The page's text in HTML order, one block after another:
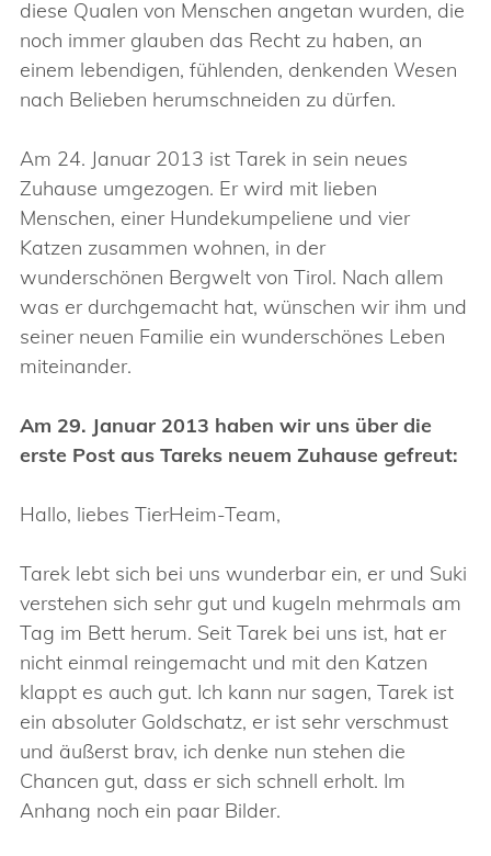
diese Qualen von Menschen angetan wurden, die
noch immer glauben das Recht zu haben, an
einem lebendigen, fühlenden, denkenden Wesen
nach Belieben herumschneiden zu dürfen.
Am 24. Januar 2013 ist Tarek in sein neues
Zuhause umgezogen. Er wird mit lieben
Menschen, einer Hundekumpeliene und vier
Katzen zusammen wohnen, in der
wunderschönen Bergwelt von Tirol. Nach allem
was er durchgemacht hat, wünschen wir ihm und
seiner neuen Familie ein wunderschönes Leben
miteinander.
Am 29. Januar 2013 haben wir uns über die
erste Post aus Tareks neuem Zuhause gefreut:
Hallo, liebes TierHeim-Team,
Tarek lebt sich bei uns wunderbar ein, er und Suki
verstehen sich sehr gut und kugeln mehrmals am
Tag im Bett herum. Seit Tarek bei uns ist, hat er
nicht einmal reingemacht und mit den Katzen
klappt es auch gut. Ich kann nur sagen, Tarek ist
ein absoluter Goldschatz, er ist sehr verschmust
und äußerst brav, ich denke nun stehen die
Chancen gut, dass er sich schnell erholt. Im
Anhang noch ein paar Bilder.